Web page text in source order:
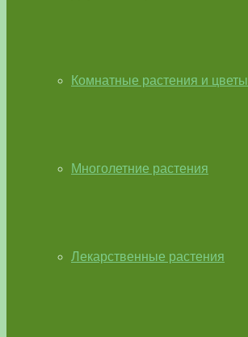
Комнатные растения и цветы
Многолетние растения
Лекарственные растения